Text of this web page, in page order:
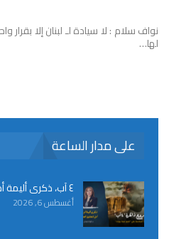
نواف سلام : لا سيادة لـ لبنان إلا
لها…
على مدار الساعة
٤ آب، ذكرى أليمة أم بارقة أمل لتحقيق العدالة؟
أغسطس 6, 2026